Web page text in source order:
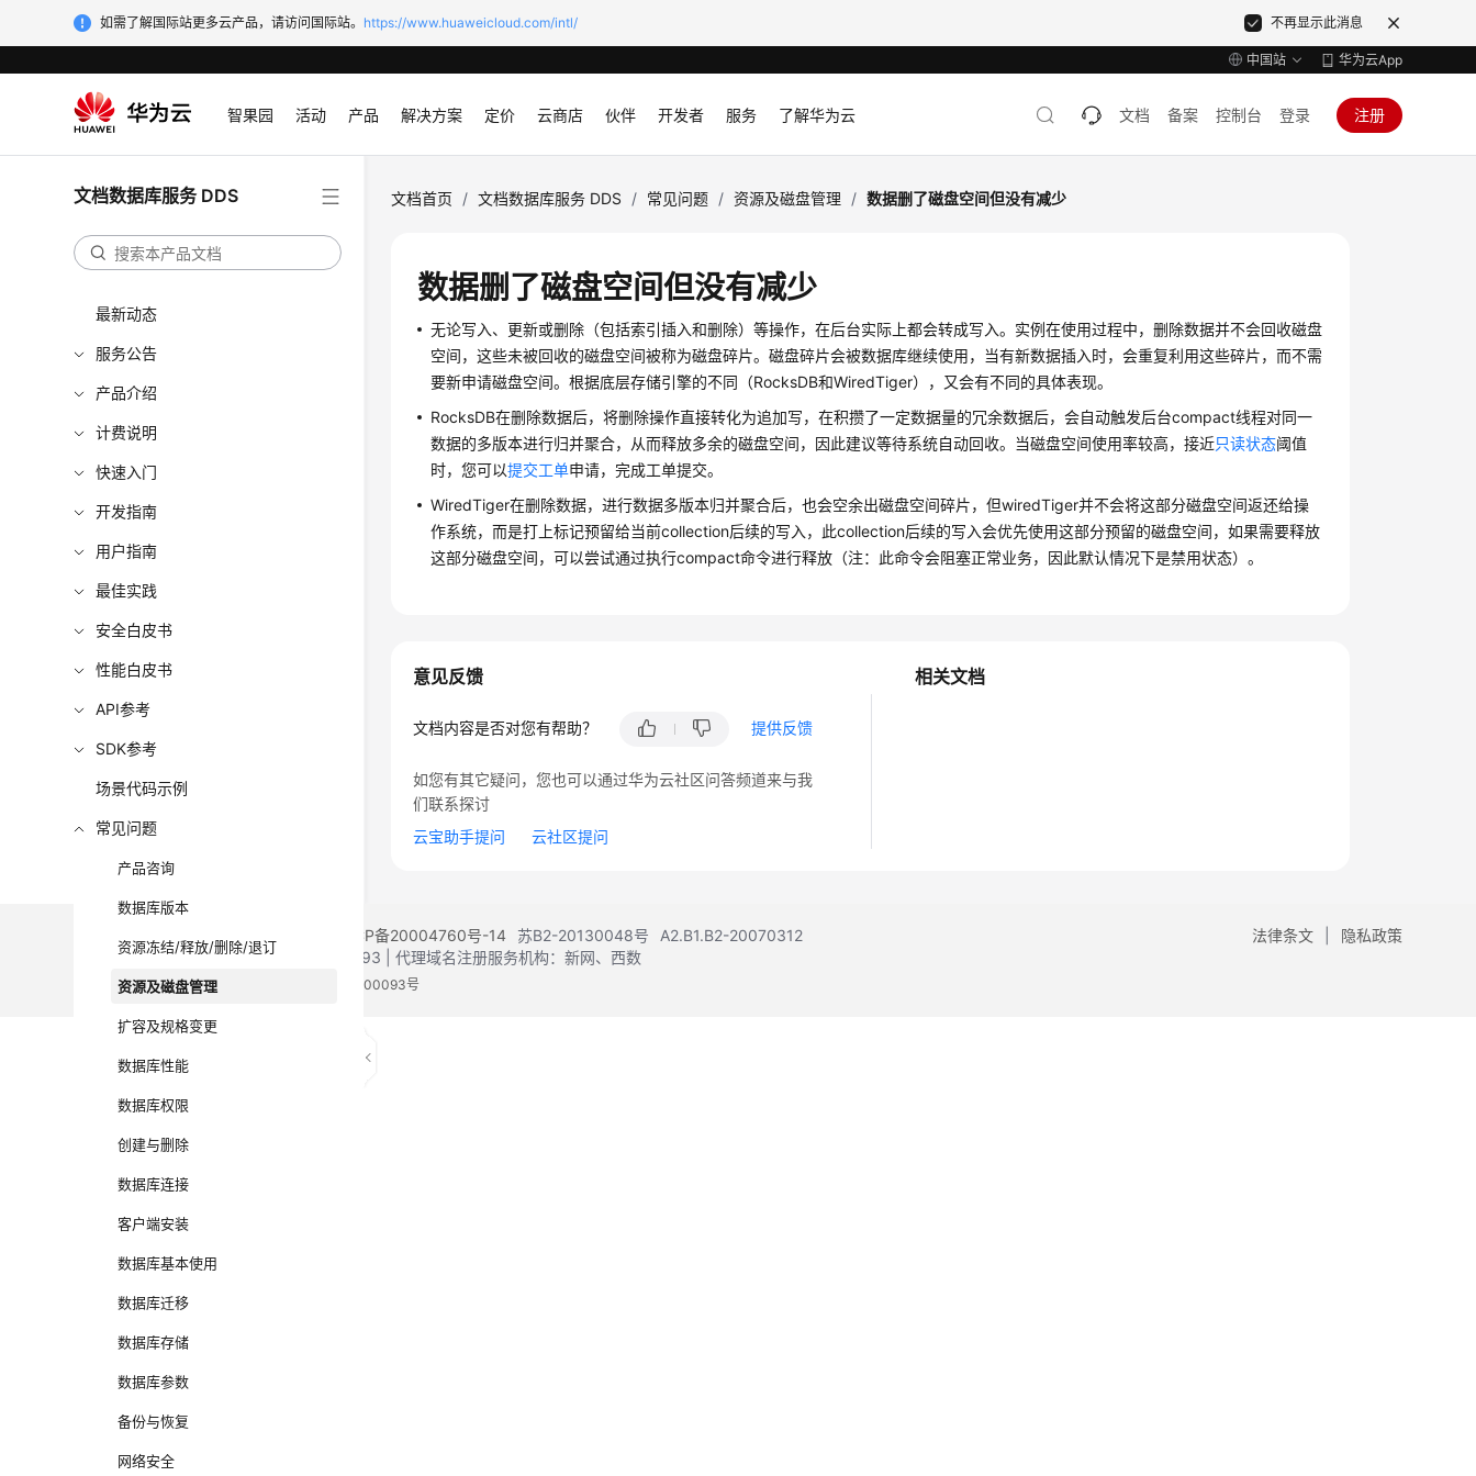
如需了解国际站更多云产品，请访问国际站。 https://www.huaweicloud.com/intl/ 不再显示此消息
中国站 华为云App
智果园 活动 产品 解决方案 定价 云商店 伙伴 开发者 服务 了解华为云 文档 备案 控制台 登录 注册
文档数据库服务 DDS
最新动态
服务公告
产品介绍
计费说明
快速入门
开发指南
用户指南
最佳实践
安全白皮书
性能白皮书
API参考
SDK参考
场景代码示例
常见问题
产品咨询
数据库版本
资源冻结/释放/删除/退订
资源及磁盘管理
扩容及规格变更
数据库性能
数据库权限
创建与删除
数据库连接
客户端安装
数据库基本使用
数据库迁移
数据库存储
数据库参数
备份与恢复
网络安全
文档首页 / 文档数据库服务 DDS / 常见问题 / 资源及磁盘管理 / 数据删了磁盘空间但没有减少
数据删了磁盘空间但没有减少
无论写入、更新或删除（包括索引插入和删除）等操作，在后台实际上都会转成写入。实例在使用过程中，删除数据并不会回收磁盘
空间，这些未被回收的磁盘空间被称为磁盘碎片。磁盘碎片会被数据库继续使用，当有新数据插入时，会重复利用这些碎片，而不需
要新申请磁盘空间。根据底层存储引擎的不同（RocksDB和WiredTiger），又会有不同的具体表现。
RocksDB在删除数据后，将删除操作直接转化为追加写，在积攒了一定数据量的冗余数据后，会自动触发后台compact线程对同一
数据的多版本进行归并聚合，从而释放多余的磁盘空间，因此建议等待系统自动回收。当磁盘空间使用率较高，接近只读状态阈值
时，您可以提交工单申请，完成工单提交。
WiredTiger在删除数据，进行数据多版本归并聚合后，也会空余出磁盘空间碎片，但wiredTiger并不会将这部分磁盘空间返还给操
作系统，而是打上标记预留给当前collection后续的写入，此collection后续的写入会优先使用这部分预留的磁盘空间，如果需要释放
这部分磁盘空间，可以尝试通过执行compact命令进行释放（注：此命令会阻塞正常业务，因此默认情况下是禁用状态）。
相关文档
意见反馈
文档内容是否对您有帮助？ 提供反馈
如您有其它疑问，您也可以通过华为云社区问答频道来与我
们联系探讨
云宝助手提问
云社区提问
法律条文 隐私政策
黔ICP备20004760号-14 苏B2-20130048号
A2.B1.B2-20070312
增值电信业务经营许可证：B1.B2-20200593 | 代理域名注册服务机构：新网、西数
电子营业执照 贵公网安备 52990002000093号